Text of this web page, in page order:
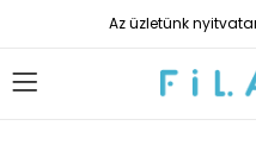
Az üzletünk